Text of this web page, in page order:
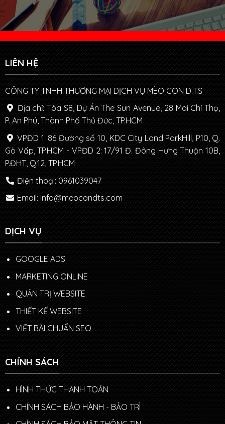
LIÊN HỆ
CÔNG TY TNHH THƯƠNG MẠI DỊCH VỤ MÈO CON D.T.S
Địa chỉ: Tòa S8, Dự Án The Sun Avenue, 28 Mai Chí Thọ,
P. An Phú, Thành Phố Thủ Đức, TP.HCM
VPĐD 1: 86 Đường số 10, KDC City Land ParkHill, P.10, Q.
Gò Vấp, TP.HCM - VPĐD 2: 17/91 Đ. Đông Hưng Thuận 10B,
P.ĐHT, Q.12, TP.HCM
Điện thoại: 0961039047
Email: info@meocondts.com
DỊCH VỤ
GOOGLE ADS
MARKETING ONLINE
QUẢN TRỊ WEBSITE
THIẾT KẾ WEBSITE
VIẾT BÀI CHUẨN SEO
CHÍNH SÁCH
HÌNH THỨC THANH TOÁN
CHÍNH SÁCH BẢO HÀNH - BẢO TRÌ